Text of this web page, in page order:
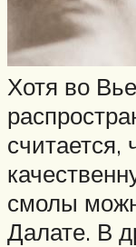
Хотя во
считается,
смолы
Далате. В